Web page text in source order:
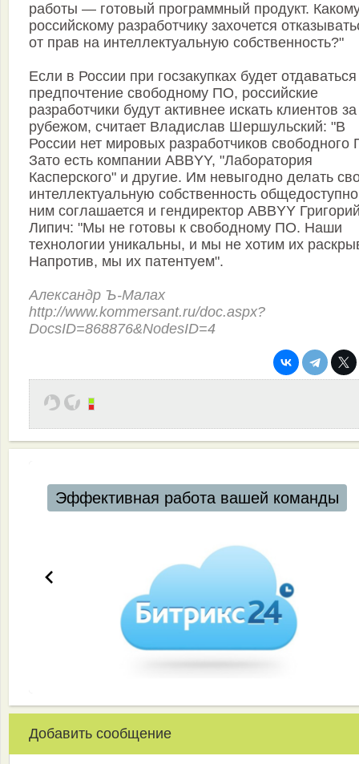
работы — готовый программный продукт.
российскому разработчику захочется
от прав на интеллектуальную собственность?"
Если в России при госзакупках будет отдаваться
предпочтение свободному ПО, российские
разработчики будут активнее искать клиентов за
рубежом, считает Владислав Шершульский: "В
России нет мировых разработчиков свободного
Зато есть компании ABBYY, "Лаборатория
Касперского" и другие. Им невыгодно делать
интеллектуальную собственность
ним соглашается и гендиректор ABBYY
Липич: "Мы не готовы к свободному ПО. Наши
технологии уникальны, и мы не хотим их
Напротив, мы их патентуем".
Александр Ъ-Малах
http://www.kommersant.ru/doc.aspx?
DocsID=868876&NodesID=4
Эффективная работа вашей команды
Добавить сообщение